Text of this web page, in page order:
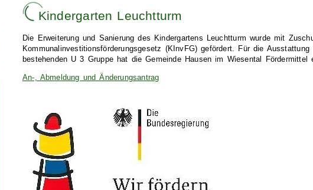
Kindergarten Leuchtturm
Die Erweiterung und Sanierung des Kindergartens Leuchtturm wurde mit
Kommunalinvestitionsförderungsgesetz (KInvFG) gefördert. Für die
bestehenden U 3 Gruppe hat die Gemeinde Hausen im Wiesental Fördermittel
An-, Abmeldung und Änderungsantrag